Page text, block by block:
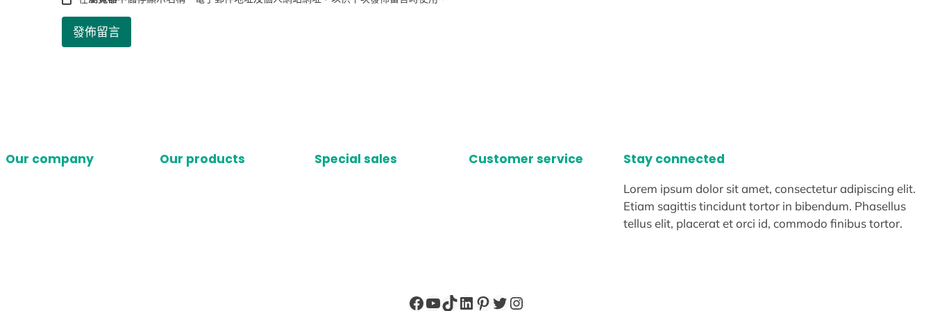
Our company Our products Special sales Customer service Stay connected
Lorem ipsum dolor sit amet, consectetur adipiscing elit.
Etiam sagittis tincidunt tortor in bibendum. Phasellus
tellus elit, placerat et orci id, commodo finibus tortor.
Facebook
YouTube
TikTok
LinkedIn
Pinterest
X Instagram